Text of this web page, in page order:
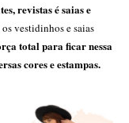
revistas é saias e
vestidinhos e saias
total para ficar nessa
cores e estampas.